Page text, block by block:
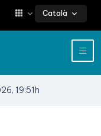
Català
19:51h